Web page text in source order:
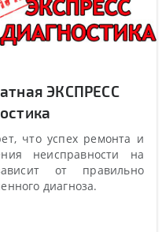
ЭКСПРЕСС
что успех ремонта и
неисправности на
от правильно
диагноза.